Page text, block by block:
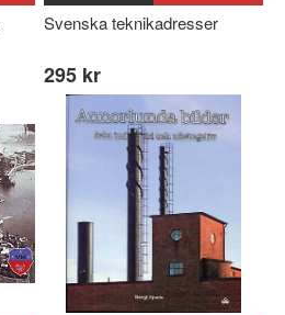
Svenska teknikadresser
295 kr